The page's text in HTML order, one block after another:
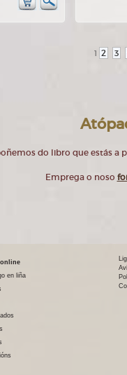
1 2 3
do libro que estás a
Emprega o noso
online
en liña